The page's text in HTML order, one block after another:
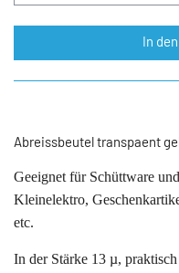
In
Abreissbeutel transpaent
Geeignet für Schüttware
Kleinelektro,
etc.
In der Stärke 13 µ,